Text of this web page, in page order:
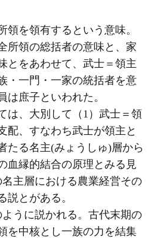
領を領有するという意味。
所領の総括者の意味と、家
とをあわせて、武士＝領主
・一門・一家の統括者を意
は庶子といわれた。
は、大別して（1）武士＝領
配、すなわち武士が領主と
たる名主(みょうしゅ)層から
血縁的結合の原理とみる見
主層における農業経営その
説とがある。
うに説かれる。古代末期の
を中核とし一族の力を結集